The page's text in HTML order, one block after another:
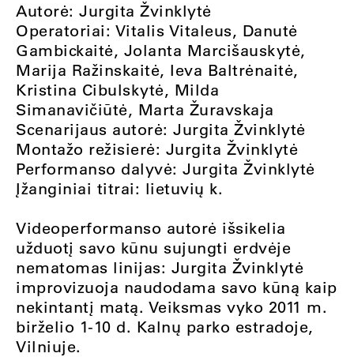
Autorė: Jurgita Žvinklytė
Operatoriai: Vitalis Vitaleus, Danutė
Gambickaitė, Jolanta Marcišauskytė,
Marija Ražinskaitė, Ieva Baltrėnaitė,
Kristina Cibulskytė, Milda
Simanavičiūtė, Marta Žuravskaja
Scenarijaus autorė: Jurgita Žvinklytė
Montažo režisierė: Jurgita Žvinklytė
Performanso dalyvė: Jurgita Žvinklytė
Įžanginiai titrai: lietuvių k.
Videoperformanso autorė išsikelia
užduotį savo kūnu sujungti erdvėje
nematomas linijas: Jurgita Žvinklytė
improvizuoja naudodama savo kūną kaip
nekintantį matą. Veiksmas vyko 2011 m.
birželio 1-10 d. Kalnų parko estradoje,
Vilniuje.